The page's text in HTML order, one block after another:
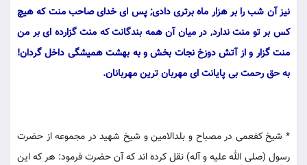
نیز آن شب را بر هزار ماه برترى دادى; پس اى خداى صاحب منت كه هیچ
كس بر تو منت ندارد, در میان آن همه بندگانت كه منت گزارده اى بر من
منت گزار و از آتش دوزخ نجات بخش و به بهشت همیشگى داخل گردان!
به حق رحمت بى پایانت اى مهربان ترین مهربانان.
* شیخ كفعمى در مصباح و بلدالامین و شیخ شهید در مجموعه از حضرت
رسول (صلی الله علیه و آله) نقل كرده اند كه آن حضرت فرمود: هر كه این